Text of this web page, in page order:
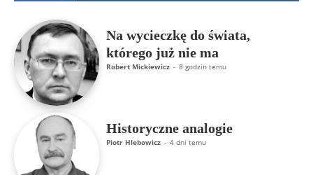
Na wycieczkę do świata,
którego już nie ma
Robert Mickiewicz - 8 godzin temu
Historyczne analogie
Piotr Hlebowicz - 4 dni temu